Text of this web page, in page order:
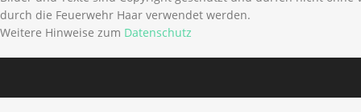
durch die Feuerwehr Haar verwendet werden.
Weitere Hinweise zum Datenschutz